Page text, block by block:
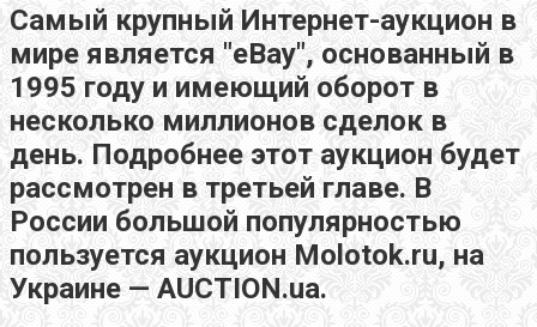
Самый крупный Интернет-аукцион в
мире является "eBay", основанный в
1995 году и имеющий оборот в
несколько миллионов сделок в
день. Подробнее этот аукцион будет
рассмотрен в третьей главе. В
России большой популярностью
пользуется аукцион Molotok.ru, на
Украине — AUCTION.ua.